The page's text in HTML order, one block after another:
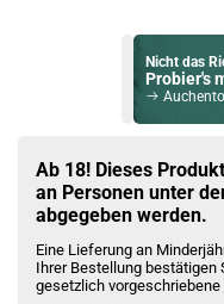
Nicht das
Probier's
Auchentoshan Gift
Check das
BrewDog
Du willst
Schau mal
Suorin Ace
Ab 18! Dieses
an Personen unter
abgegeben werden.
Eine Lieferung an
Ihrer Bestellung bestätigen
gesetzlich